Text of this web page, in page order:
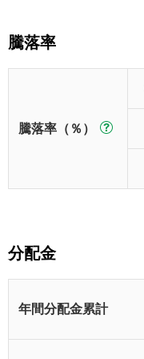
騰落率
騰落率（％）
分配金
年間分配金累計